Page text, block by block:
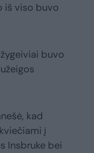
iš viso buvo
buvo
kad
į
Insbruke bei